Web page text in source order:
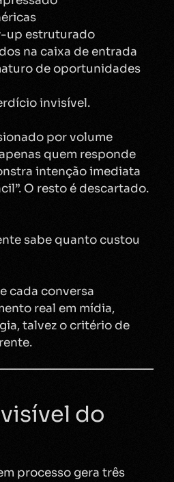
up estruturado
na caixa de entrada
de oportunidades
invisível.
por volume
quem responde
intenção imediata
O resto é descartado.
sabe quanto custou
cada conversa
real em mídia,
talvez o critério de
do
processo gera três